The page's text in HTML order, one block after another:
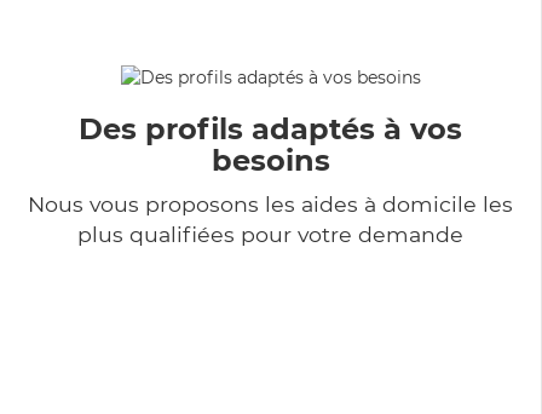
Des profils adaptés à vos
besoins
Nous vous proposons les aides à domicile les
plus qualifiées pour votre demande